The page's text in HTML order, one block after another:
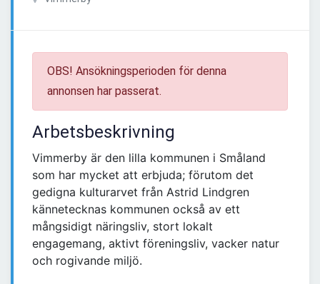
OBS! Ansökningsperioden för denna
annonsen har passerat.
Arbetsbeskrivning
Vimmerby är den lilla kommunen i Småland
som har mycket att erbjuda; förutom det
gedigna kulturarvet från Astrid Lindgren
kännetecknas kommunen också av ett
mångsidigt näringsliv, stort lokalt
engagemang, aktivt föreningsliv, vacker natur
och rogivande miljö.